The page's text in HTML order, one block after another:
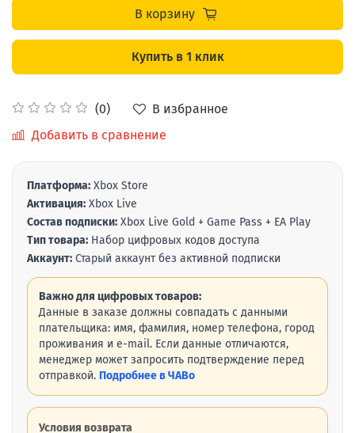
(0)
В избранное
Добавить в сравнение
В корзину
Купить в 1 клик
Платформа: Xbox Store
Активация: Xbox Live
Состав подписки: Xbox Live Gold + Game Pass + EA Play
Тип товара: Набор цифровых кодов доступа
Аккаунт: Старый аккаунт без активной подписки
Важно для цифровых товаров:
Данные в заказе должны совпадать с данными
плательщика: имя, фамилия, номер телефона, город
проживания и e-mail. Если данные отличаются,
менеджер может запросить подтверждение перед
отправкой. Подробнее в ЧАВо
Условия возврата